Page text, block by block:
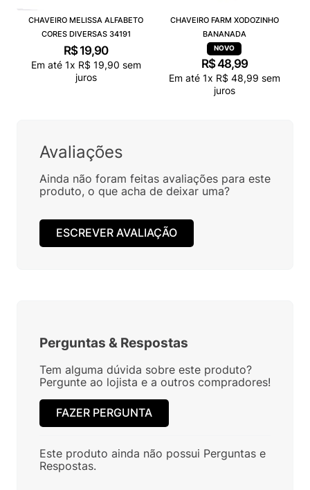
CHAVEIRO MELISSA ALFABETO
CORES DIVERSAS 34191
R$ 19,90
Em até 1x R$ 19,90 sem
juros
CHAVEIRO FARM XODOZINHO
BANANADA
R$48,99
Em até 1x R$ 48,99 sem
juros
Avaliações
Ainda não foram feitas avaliações para este
produto, o que acha de deixar uma?
ESCREVER AVALIAÇÃO
Perguntas & Respostas
Tem alguma dúvida sobre este produto?
Pergunte ao lojista e a outros compradores!
FAZER PERGUNTA
Este produto ainda não possui Perguntas e
Respostas.